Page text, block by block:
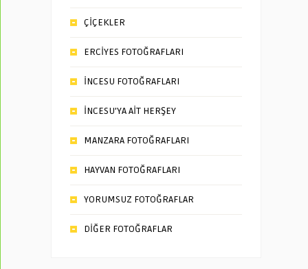
ÇİÇEKLER
ERCİYES FOTOĞRAFLARI
İNCESU FOTOĞRAFLARI
İNCESU’YA AİT HERŞEY
MANZARA FOTOĞRAFLARI
HAYVAN FOTOĞRAFLARI
YORUMSUZ FOTOĞRAFLAR
DİĞER FOTOĞRAFLAR